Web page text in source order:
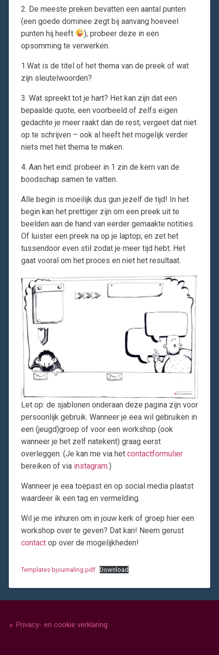
2. De meeste preken bevatten een aantal punten
(een goede dominee zegt bij aanvang hoeveel
punten hij heeft
), probeer deze in een
opsomming te verwerken.
1.Wat is de titel of het thema van de preek of wat
zijn sleutelwoorden?
3. Wat spreekt tot je hart? Het kan zijn dat een
bepaalde quote, een voorbeeld of zelfs eigen
gedachte je meer raakt dan de rest; vergeet dat niet
op te schrijven – ook al heeft het mogelijk verder
niets met het thema te maken.
4. Aan het eind: probeer in 1 zin de kern van de
boodschap samen te vatten.
Alle begin is moeilijk dus gun jezelf de tijd! In het
begin kan het prettiger zijn om een preek uit te
beelden aan de hand van eerder gemaakte notities.
Of luister een preek na op je laptop; en zet het
tussendoor even stil zodat je meer tijd hebt. Het
gaat vooral om het proces en niet het resultaat.
Let op: de sjablonen onderaan deze pagina zijn voor
persoonlijk gebruik. Wanneer je eea wil gebruiken in
een (jeugd)groep of voor een workshop (ook
wanneer je het zelf natekent) graag eerst
overleggen. (Je kan me via het contactformulier
bereiken of via instagram.)
Wanneer je eea toepast en op social media plaatst
waardeer ik een tag en vermelding.
Wil je me inhuren om in jouw kerk of groep hier een
workshop over te geven? Dat kan! Neem gerust
contactop over de mogelijkheden!
Templates bjournaling.pdf Download
Privacy- en cookie verklaring